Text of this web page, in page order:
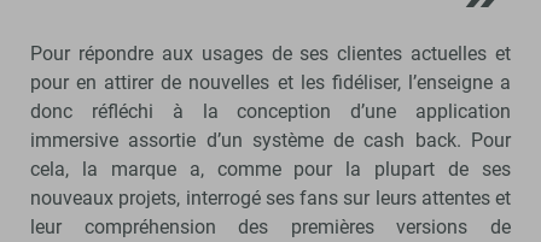
Pour répondre aux usages de ses clientes actuelles et
pour en attirer de nouvelles et les fidéliser, l’enseigne a
donc réfléchi à la conception d’une application
immersive assortie d’un système de cash back. Pour
cela, la marque a, comme pour la plupart de ses
nouveaux projets, interrogé ses fans sur leurs attentes et
leur compréhension des premières versions de